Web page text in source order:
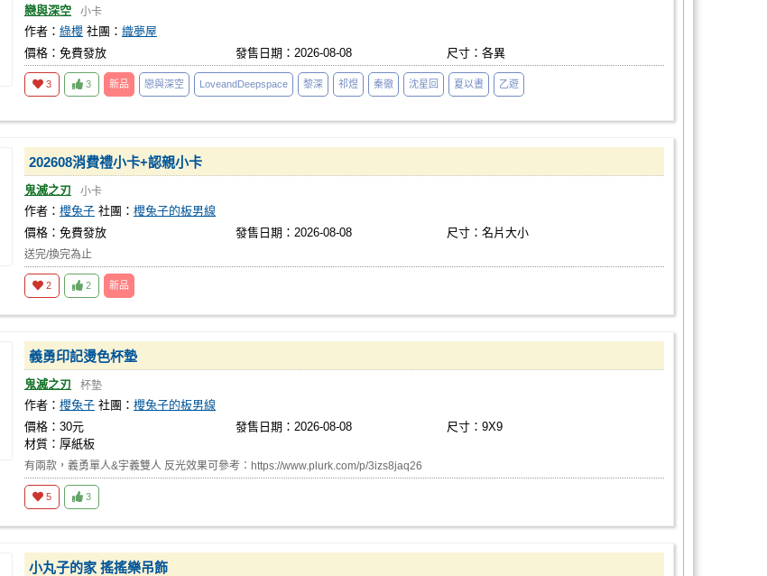
戀與深空 小卡
作者： 綠櫻 社團： 織夢屋
價格：免費發放
發售日期：2026-08-08 尺寸：各異
3 3 新品 戀與深空 LoveandDeepspace 黎深 祁煜 秦徹 沈星回 夏以晝 乙遊
202608消費禮小卡+認親小卡
鬼滅之刃 小卡
作者： 櫻兔子 社團： 櫻兔子的板男線
價格：免費發放
發售日期：2026-08-08 尺寸：名片大小
送完/換完為止
2 2 新品
義勇印記燙色杯墊
鬼滅之刃 杯墊
作者： 櫻兔子 社團： 櫻兔子的板男線
價格：30元
發售日期：2026-08-08
尺寸：9X9
材質：厚紙板
有兩款，義勇單人&宇義雙人 反光效果可參考：https://www.plurk.com/p/3izs8jaq26
5 3
小丸子的家 搖搖樂吊飾